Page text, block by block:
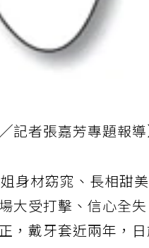
記者張嘉芳專題報導
身材窈窕、長相甜
大受打擊、信心全
，戴牙套近兩年，